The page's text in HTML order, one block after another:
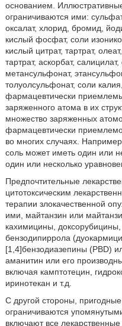
основанием.
ограничиваются ими:
оксалат, хлорид, бромид,
кислый фосфат, соли
кислый цитрат, тартрат,
тартрат, аскорбат,
метансульфонат,
толуолсульфонат, соли
фармацевтически
заряженного атома в их
множество заряженных
фармацевтически
во многих случаях.
соль может иметь один или
один или несколько
Предпочтительные
цитотоксическим
терапии злокачественной
ими, майтанзин или
кахимицины,
бензодипиррола
[1,4]бензодиазепины (PBD)
аманитин или его
включая камптотецин,
иринотекан и т.д.
С другой стороны,
ограничиваются
включают все